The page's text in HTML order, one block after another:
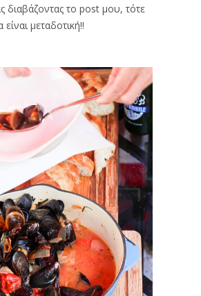
διαβάζοντας το post μου, τότε
μεταδοτική!!